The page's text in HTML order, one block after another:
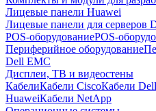
Лицевые панели Huawei
Лицевые панели для серверов
POS-оборудованиеPOS-
Периферийное оборудование
Dell EMC
Дисплеи, ТВ и видеостены
КабелиКабели CiscoКабели
HuaweiКабели NetApp